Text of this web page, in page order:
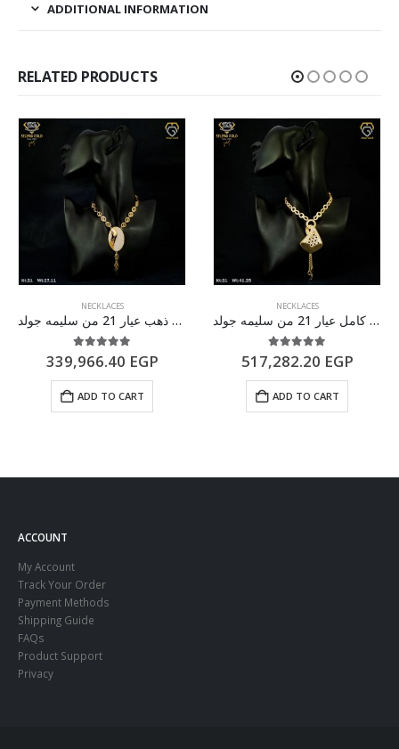
ADDITIONAL INFORMATION
RELATED PRODUCTS
NECKLACES
طقم ذهب عيار 21 من سليمه جولد
5.00out of 5
339,966.40 EGP
ADD TO CART
NECKLACES
طقم ذهب كامل عيار 21 من سليمه جولد
5.00out of 5
517,282.20 EGP
ADD TO CART
ACCOUNT
My Account
Track Your Order
Payment Methods
Shipping Guide
FAQs
Product Support
Privacy